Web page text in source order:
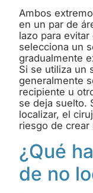
Ambos
en un par de
lazo para
selecciona un
gradualmente
Si se utiliza un
generalmente
recipiente u
se deja suelto.
localizar, el
riesgo de
¿Qué
de no